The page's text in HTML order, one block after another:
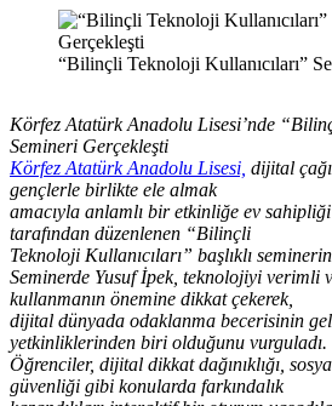
“Bilinçli Teknoloji Kullanıcıları”
Körfez Atatürk Anadolu Lisesi’nde
Semineri Gerçekleşti
Körfez Atatürk Anadolu Lisesi, dijital
gençlerle birlikte ele almak
amacıyla anlamlı bir etkinliğe ev
tarafından düzenlenen “Bilinçli
Teknoloji Kullanıcıları” başlıklı
Seminerde Yusuf İpek, teknolojiyi verimli
kullanmanın önemine dikkat çekerek,
dijital dünyada odaklanma becerisinin
yetkinliklerinden biri olduğunu vurguladı.
Öğrenciler, dijital dikkat dağınıklığı,
güvenliği gibi konularda farkındalık